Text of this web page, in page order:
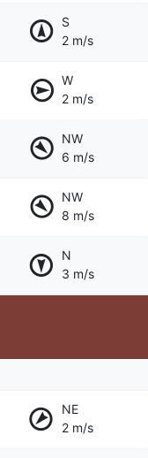
S
2 m/s
W
2 m/s
NW
6 m/s
NW
8 m/s
N
3 m/s
NE
2 m/s